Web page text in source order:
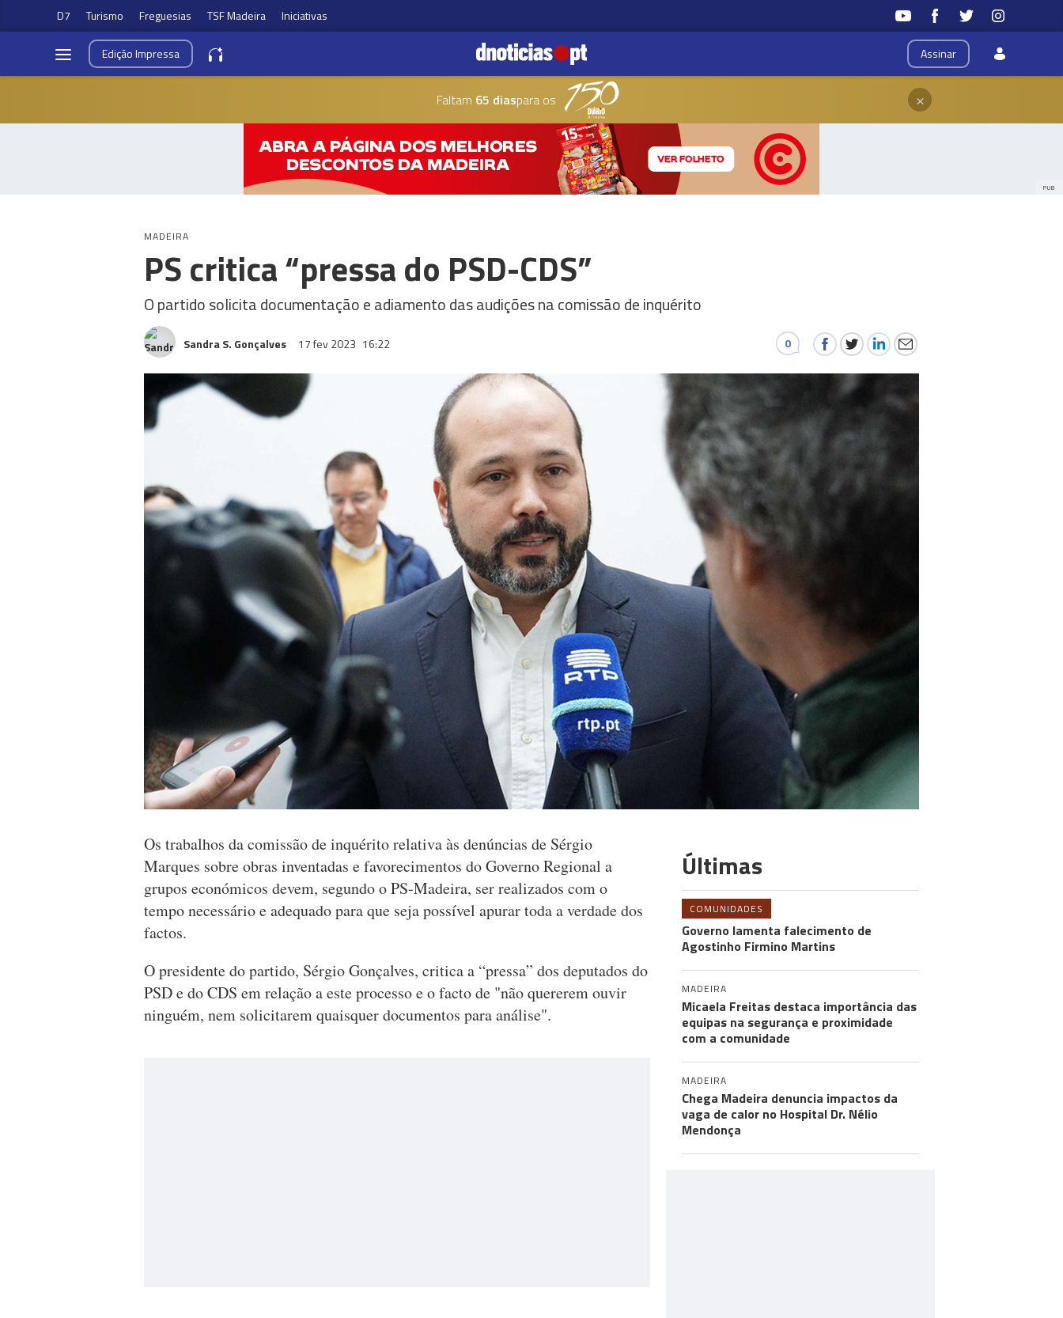
D7 Turismo Freguesias TSF Madeira Iniciativas
Assinar
EdiçãoImpressa
Faltam 65 diaspara os ×
PUB
MADEIRA
PS critica “pressa do PSD-CDS”
O partido solicita documentação e adiamento das audições na comissão de inquérito
Sandra S. Gonçalves 17 fev 2023 16:22 0
Os trabalhos da comissão de inquérito relativa às denúncias de Sérgio
Marques sobre obras inventadas e favorecimentos do Governo Regional a
grupos económicos devem, segundo o PS-Madeira, ser realizados com o
tempo necessário e adequado para que seja possível apurar toda a verdade dos
factos.
O presidente do partido, Sérgio Gonçalves, critica a “pressa” dos deputados do
PSD e do CDS em relação a este processo e o facto de "não quererem ouvir
ninguém, nem solicitarem quaisquer documentos para análise".
Últimas
COMUNIDADES
Governo lamenta falecimento de
Agostinho Firmino Martins
MADEIRA
Micaela Freitas destaca importância das
equipas na segurança e proximidade
com a comunidade
MADEIRA
Chega Madeira denuncia impactos da
vaga de calor no Hospital Dr. Nélio
Mendonça